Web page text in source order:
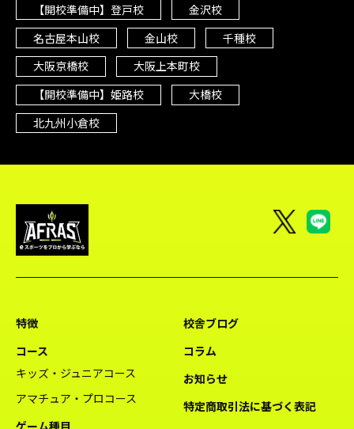
【開校準備中】登戸校
金沢校
名古屋本山校
金山校
千種校
大阪京橋校
大阪上本町校
【開校準備中】姫路校
大橋校
北九州小倉校
特徴
コース
キッズ・ジュニアコース
アマチュア・プロコース
ゲーム種目
校舎ブログ
コラム
お知らせ
特定商取引法に基づく表記